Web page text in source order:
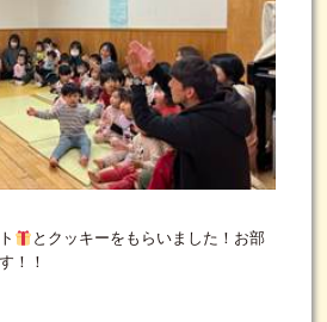
とクッキーをもらいました！お部
！！